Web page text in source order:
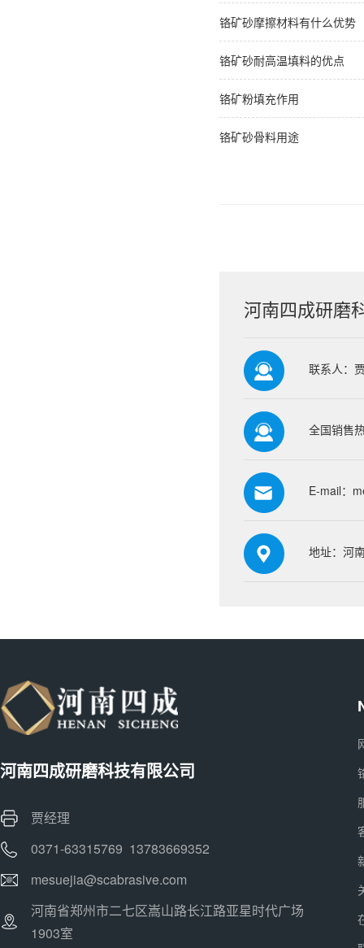
铬矿砂摩擦材料有什么优势
铬矿砂耐高温填料的优点
铬矿粉填充作用
铬矿砂骨料用途
河南四成研磨
联系人：
全国销售
E-mail：
地址：河
河南四成研磨科技有限公司
贾经理
0371-63315769 13783669352
mesuejia@scabrasive.com
河南省郑州市二七区嵩山路长江路亚星时代广场
1903室